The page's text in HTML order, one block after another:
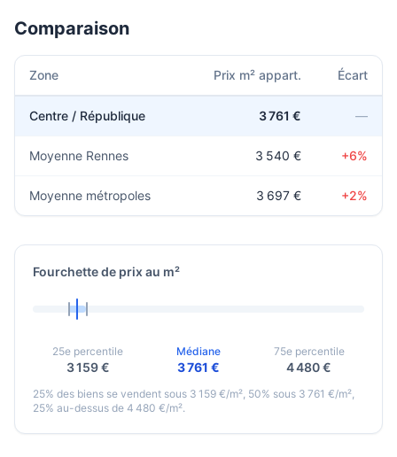
Comparaison
Zone Prix m² appart. Écart
Centre / République 3 761 € —
Moyenne Rennes 3 540 € +6%
Moyenne métropoles 3 697 € +2%
Fourchette de prix au m²
25e percentile
3 159 €
Médiane
3 761 €
75e percentile
4 480 €
25% des biens se vendent sous 3 159 €/m², 50% sous 3 761 €/m²,
25% au-dessus de 4 480 €/m².